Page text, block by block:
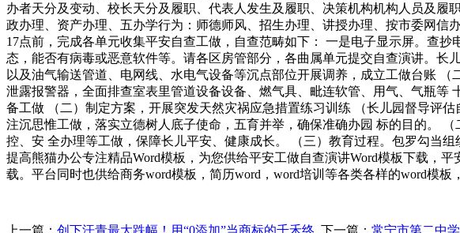
办者天分及变动、校长天分及履职、代表人发生及履职、决策机构机构人员及
政办理、资产办理、五办学行为：师德师风、招生办理、讲授办理、按市委网
17点前，完成各单元收集平安自查工做，自查范畴如下： 一是电子显示屏。查
态，能否有病毒或恶意软件等。请各区房管部分，各曲属单元提交自查演讲。
以及油气输送管道、电网线、水电气设备等沉点部位开展调养，成立工做台账
泄露报警器，全面排查室表里管道设备设备、燃气具、毗连软管、用气、气瓶
备工做 （二）制定方案，开展突发天然灾祸应急措置练习训练 （长儿园督导评
注沉思惟工做，落实立德树人底子使命，五育并举，确保准确办园 标的目的。
控、安 全办理等工做，保障长儿平安、健康成长。 （三）教育过程。包罗勾当
提高熊猫办公专注精品Word模板，为您供给平安工做自查演讲Word模板下载，
载。平台同时也供给商务word模板，简历word，word培训等各类各样的word模板
上一篇： 创下汗青最大跌幅！用“0添加”当商标的千禾终 下一篇： 常宁市第二中